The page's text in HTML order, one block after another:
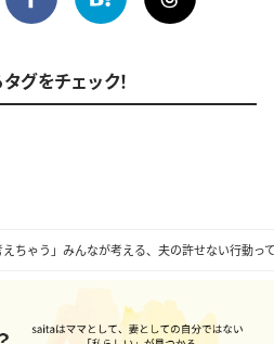
えちゃう」みんなが考える、夫の許せない行動っ
グをチェック！